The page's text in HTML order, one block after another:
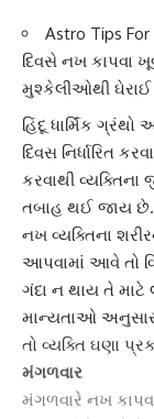
Astro Tips
દિવસે નખ કાપવા
મુશ્કેલીઓથી
હિંદૂ ધાર્મિંક ગ્રંથો
દિવસ નિર્ધારિત
કરવાથી
તબાહ થઈ જાય છે.
નખ વ્યક્તિના
આપવામાં આવે તો
ગંદા ન થાય તે માટે
માન્યતાઓ અનુસાર
તો વ્યક્તિ ઘણા
મંગળવાર
મંગળવારે નખ